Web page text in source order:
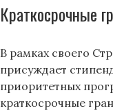
Краткосрочные
В рамках своего
присуждает
приоритетных
краткосрочные